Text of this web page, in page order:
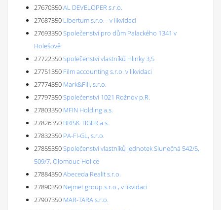
27670350AL DEVELOPER s.r.o.
27687350 Libertum s.r.o. - v likvidaci
27693350Společenství pro dům Palackého 1341 v
Holešově
27722350Společenství vlastníků Hlinky 3,5
27751350 Film accounting s.r.o. v likvidaci
27774350 Mark&Fill, s.r.o.
27797350Společenství 1021 Rožnov p.R.
27803350 MFIN Holding a.s.
27826350 BRISK TIGER a.s.
27832350 PA-FI-GL, s.r.o.
27855350Společenství vlastníků jednotek Slunečná 542/5,
509/7, Olomouc-Holice
27884350Abeceda Realit s.r.o.
27890350 Nejmet group.s.r.o., v likvidaci
27907350 MAR-TARA s.r.o.